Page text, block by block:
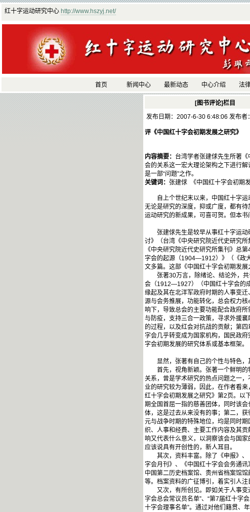
红十字运动研究中心 http://www.hszyj.net/
首页 新闻中心 最新动态 中心介绍 法
[图书评论]栏目
发布日期：2007-6-30 6:48:06 发布者
评《中国红十字会初期发展之研究》
内容摘要： 台湾学者张建俅先生所著
会的关系这一宏大理论架构之下进行
是一部“问题”之作。
关键词： 张建俅 《中国红十字会初期
自上个世纪末以来，中国红十字运
无论是研究的深度，抑或广度，都有
运动研究的新成果，可喜可贺。但本
张建俅先生是较早从事红十字运动
讨》（台湾《中央研究院近代史研究
《中央研究院近代史研究所集刊》总
字会的起源（1904—1912）》（《政
文多篇。这部《中国红十字会初期发展
张著30万言，除绪论、结论外，共
会（1912—1927）（中国红十字会的
缘起及其在北洋军政府时期的人事变
源与会务推展，功能转化，总会权力
响下，导致总会的主要功能配合政府
与防疫，支持三合一政策，寻求外援
的过程，以及红会对抗战的贡献；第
字会几乎转变成为国家机构，国民政
字会初期发展的研究体系或基本框架。
显然，张著有自己的个性与特色，
首先，视角新颖。张著一个鲜明的
关系，曾是学术研究的热点问题之一
业的研究较为薄弱，因此，在作者看
红十字会初期发展之研究》第2页。以
期全国首屈一指的慈善团体，同时该
体，这是过去从来没有的事；第二，
元与战争时期的特殊地位，均是同时
织、人事和经费、主要工作内容及其
响又代表什么意义，以洞察该会与国
应该说具有开创性的，新人耳目。
其次，资料丰富。除了《申报》、
字会月刊》、《中国红十字会会务通
中国第二历史档案馆、贵州省档案馆
等。档案资料的广征博引，着实引人注
又次，有所创见。即如关于人事变迁
字会总会常议员名单”、“第7届红十字
十字会理事名单”。通过对他们籍贯、